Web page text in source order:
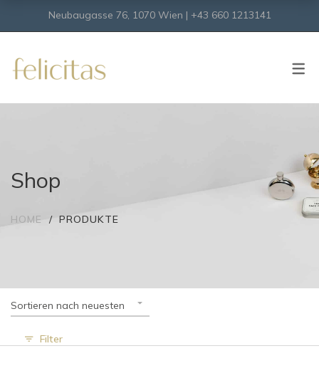
Neubaugasse 76, 1070 Wien | +43 660 1213141
Shop
HOME PRODUKTE
Sortieren nach neuesten
Filter